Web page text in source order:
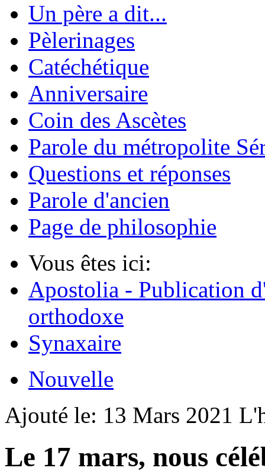
Un père a dit...
Pèlerinages
Catéchétique
Anniversaire
Coin des Ascètes
Parole du métropolite
Questions et réponses
Parole d'ancien
Page de philosophie
Vous êtes ici:
Apostolia - Publication
orthodoxe
Synaxaire
Nouvelle
Ajouté le: 13 Mars 2021
Le 17 mars, nous